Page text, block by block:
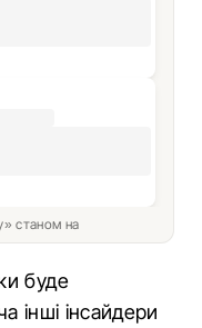
станом на
буде
інші інсайдери